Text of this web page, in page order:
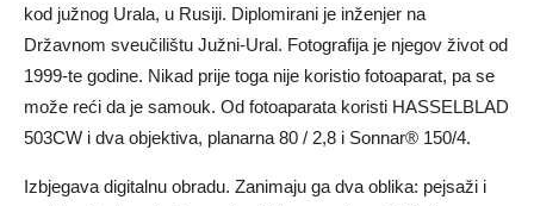
kod južnog Urala, u Rusiji. Diplomirani je inženjer na
Državnom sveučilištu Južni-Ural. Fotografija je njegov život od
1999-te godine. Nikad prije toga nije koristio fotoaparat, pa se
može reći da je samouk. Od fotoaparata koristi HASSELBLAD
503CW i dva objektiva, planarna 80 / 2,8 i Sonnar® 150/4.
Izbjegava digitalnu obradu. Zanimaju ga dva oblika: pejsaži i